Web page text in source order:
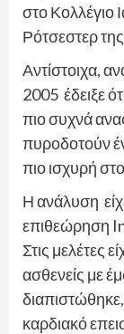
στο Κολλέγιο
Ρότσεστερ
Αντίστοιχα,
2005 έδειξε
πιο συχνά
πυροδοτούν
πιο ισχυρή
Η ανάλυση
επιθεώρηση
Στις μελέτες
ασθενείς με
καρδιακό